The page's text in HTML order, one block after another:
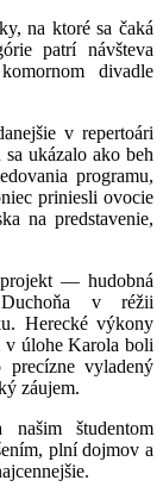
na ktoré sa čaká
patrí návšteva
divadle
v repertoári
ukázalo ako beh
programu,
priniesli ovocie
na predstavenie,
— hudobná
Duchoňa v réžii
Herecké výkony
v úlohe Karola boli
precízne vyladený
záujem.
našim študentom
plní dojmov a